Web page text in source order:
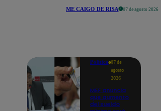
ME CAIGO DE RISA 07 de agosto 2026
Política
07 de
agosto
2026
MEF anuncia
que aumento
del sueldo